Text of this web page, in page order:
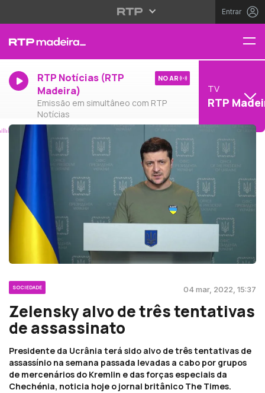
Entrar
RTP Notícias (RTP
Madeira)
Emissão em simultâneo com RTP
Notícias
NO AR
TV
RTP
SOCIEDADE 04 mar, 2022, 15:37
Zelensky alvo de três tentativas
de assassinato
Presidente da Ucrânia terá sido alvo de três tentativas de
assassínio na semana passada levadas a cabo por grupos
de mercenários do Kremlin e das forças especiais da
Chechénia, noticia hoje o jornal britânico The Times.